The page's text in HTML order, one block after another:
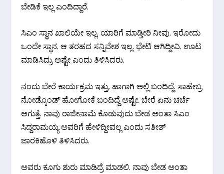
ಬೇಡಿಕೆ ಇಲ್ಲ ಎಂದಿದ್ದಾರೆ.
ಸಿಎಂ ಸ್ಥಾನ ಖಾಲಿಯೇ ಇಲ್ಲ. ಯಾರಿಗೆ ಮಾಡ್ತೀರಿ ನೀವು. ಇರೋದು
ಒಂದೇ ಸ್ಥಾನ. ಆ ತರಹದ ಸನ್ನಿವೇಶ ಇಲ್ಲ. ಭೇಟಿ ಆಗಿದ್ದೀವಿ. ಊಟ
ಮಾಡಿಸಿದ್ರು ಅಷ್ಟೇ ಎಂದು ತಿಳಿಸಿದರು.
ನಂದು ಬೇರೆ ಕಾರ್ಯಕ್ರಮ ಇತ್ತು, ಹಾಗಾಗಿ ಅಲ್ಲಿ ಬಂದಿದ್ದೆ. ಸಾಹೇಬ್ರ
ನೋಡ್ಕೊಂಡ್ ಹೋಗೋಕೆ ಬಂದಿದ್ದೆ ಅಷ್ಟೇ. ಬೇರೆ ಏನು ಚರ್ಚೆ
ಆಗುತ್ತೆ. ನಾವು ರಾಜೀನಾಮೆ ಕೊಡುವುದು ಬೇಡ ಅಂತಾ ಸಿಎಂ
ಸಿದ್ದರಾಮಯ್ಯ ಅವರಿಗೆ ಹೇಳಿದ್ದೀವಲ್ಲ ಎಂದು ಸತೀಶ್​
ಜಾರಕಿಹೊಳಿ ತಿಳಿಸಿದರು.
ಅವರು ಕೂಗು ಶುರು ಮಾಡಿದ್ರೆ ಮಾಡಲಿ. ನಾವು ಬೇಡ ಅಂತಾ